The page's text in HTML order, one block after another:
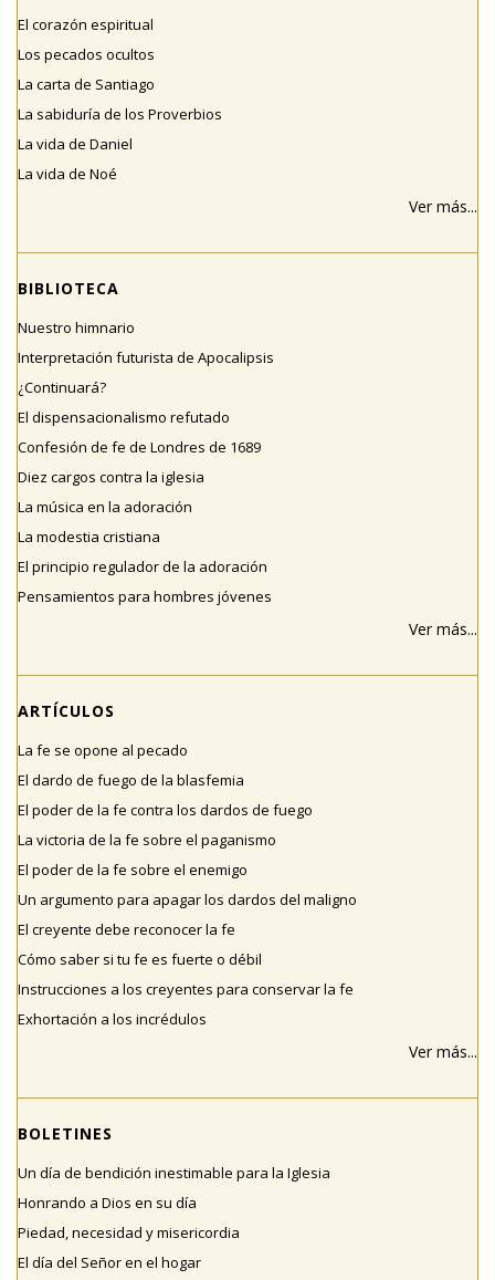
El corazón espiritual
Los pecados ocultos
La carta de Santiago
La sabiduría de los Proverbios
La vida de Daniel
La vida de Noé
Ver más...
BIBLIOTECA
Nuestro himnario
Interpretación futurista de Apocalipsis
¿Continuará?
El dispensacionalismo refutado
Confesión de fe de Londres de 1689
Diez cargos contra la iglesia
La música en la adoración
La modestia cristiana
El principio regulador de la adoración
Pensamientos para hombres jóvenes
Ver más...
ARTÍCULOS
La fe se opone al pecado
El dardo de fuego de la blasfemia
El poder de la fe contra los dardos de fuego
La victoria de la fe sobre el paganismo
El poder de la fe sobre el enemigo
Un argumento para apagar los dardos del maligno
El creyente debe reconocer la fe
Cómo saber si tu fe es fuerte o débil
Instrucciones a los creyentes para conservar la fe
Exhortación a los incrédulos
Ver más...
BOLETINES
Un día de bendición inestimable para la Iglesia
Honrando a Dios en su día
Piedad, necesidad y misericordia
El día del Señor en el hogar